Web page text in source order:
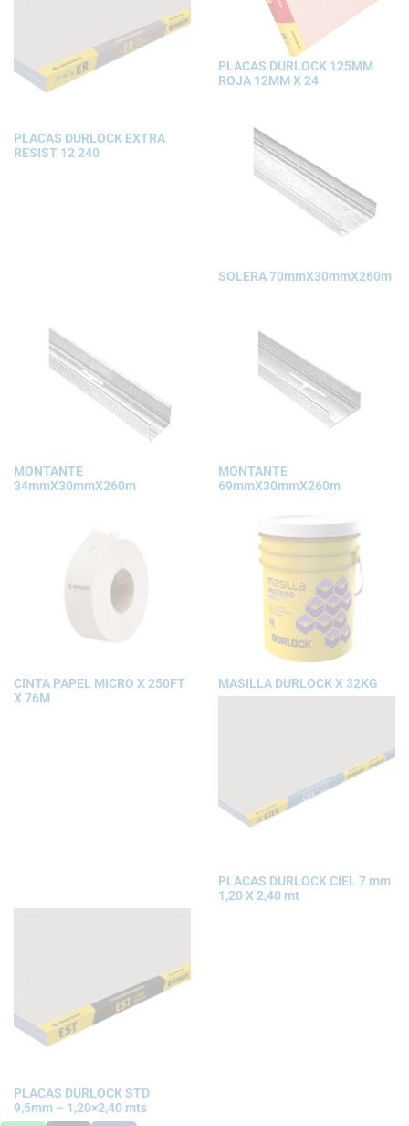
PLACAS DURLOCK EXTRA
RESIST 12 240
PLACAS DURLOCK 125MM
ROJA 12MM X 24
SOLERA 70mmX30mmX260m
MONTANTE
34mmX30mmX260m
MONTANTE
69mmX30mmX260m
CINTA PAPEL MICRO X 250FT
X 76M
MASILLA DURLOCK X 32KG
PLACAS DURLOCK CIEL 7 mm
1,20 X 2,40 mt
PLACAS DURLOCK STD
9,5mm – 1,20×2,40 mts